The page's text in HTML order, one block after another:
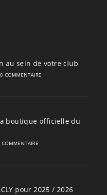
au sein de votre club
0 COMMENTAIRE
boutique officielle du
COMMENTAIRE
pour 2025 / 2026